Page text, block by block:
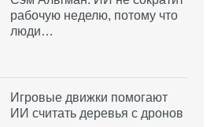
рабочую неделю, потому что
люди…
Игровые движки помогают
ИИ считать деревья с дронов